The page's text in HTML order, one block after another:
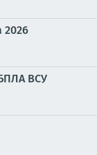
2026
ВСУ